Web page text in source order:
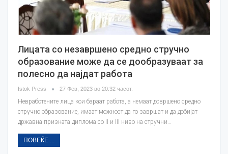
Лицата со незавршено средно стручно
образование може да се дообразуваат за
полесно да најдат работа
Istok Press 27 Фев, 2023 во 20:32 часот.
Невработените лица кои бараат работа, а немаат довршено средно
стручно образование, имаат можност да го завршат и да добијат
државна призната диплома со II и III ниво на стручни…
ПОВЕЌЕ ...